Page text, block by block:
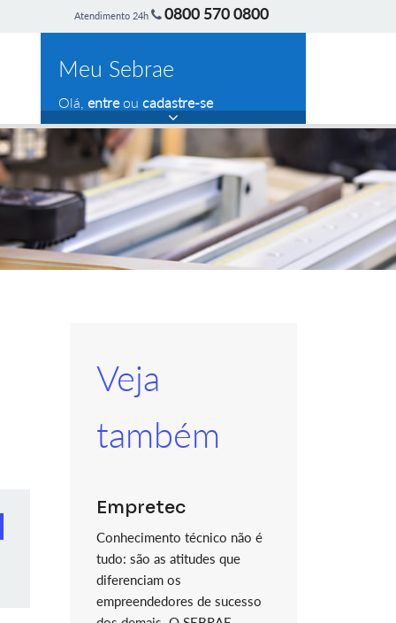
Atendimento 24h 0800 570 0800
Meu Sebrae
Olá, entreou cadastre-se
Veja
também
Empretec
Conhecimento técnico não é
tudo: são as atitudes que
diferenciam os
empreendedores de sucesso